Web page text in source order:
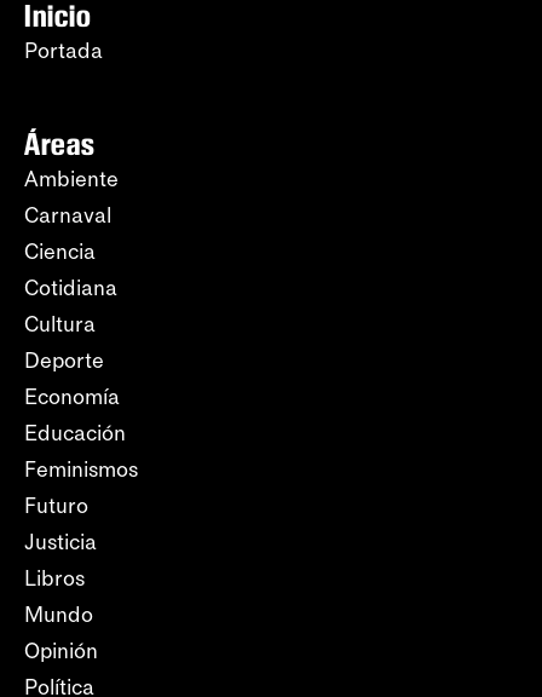
Inicio
Portada
Áreas
Ambiente
Carnaval
Ciencia
Cotidiana
Cultura
Deporte
Economía
Educación
Feminismos
Futuro
Justicia
Libros
Mundo
Opinión
Política